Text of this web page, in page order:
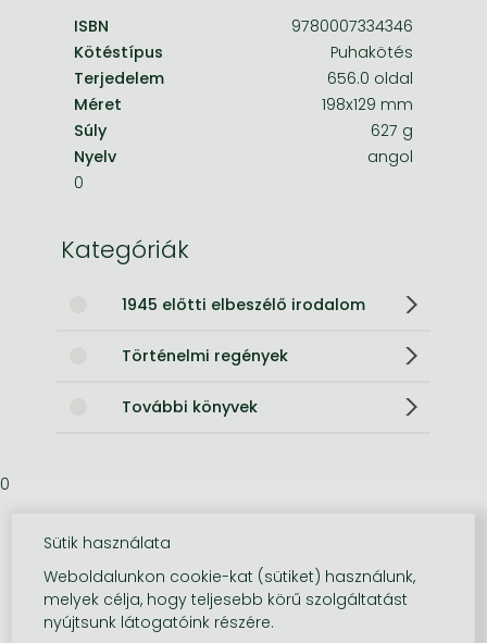
ISBN
9780007334346
Kötéstípus
Puhakötés
Terjedelem
656.0 oldal
Méret
198x129 mm
Súly
627 g
Nyelv
angol
0
Kategóriák
1945 előtti elbeszélő irodalom
Történelmi regények
További könyvek
0
Sütik használata
Weboldalunkon cookie-kat (sütiket) használunk,
melyek célja, hogy teljesebb körű szolgáltatást
nyújtsunk látogatóink részére.